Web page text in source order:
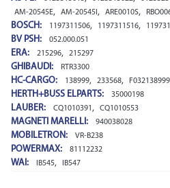
AM-20545E, AM-20545I , ARE0010S,
BOSCH: 1197311506, 1197311516,
BV PSH: 052.000.051
ERA: 215296, 215297
GHIBAUDI: RTR3300
HC-CARGO: 138999, 233568, F032138999
HERTH+BUSS ELPARTS: 35000198
LAUBER: CQ1010391 , CQ1010553
MAGNETI MARELLI: 940038028
MOBILETRON: VR-B238
POWERMAX: 81112232
WAI: IB545, IB547